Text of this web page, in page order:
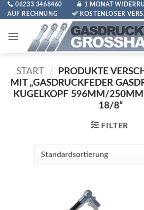
Zum
Inhalt
06233 3468460 1 MONAT
AUF RECHNUNG
KOSTENLOSER
START /
PRODUKTE
MIT „GASDRUCKFEDER
KUGELKOPF 596MM/
18/8“
FILTER